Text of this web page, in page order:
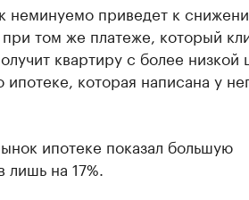
неминуемо приведет к
том же платеже, который
квартиру с более низкой
которая написана у
ипотеке показал большую
на 17%.